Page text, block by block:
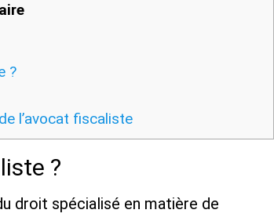
?
l’avocat fiscaliste
?
droit spécialisé en matière de